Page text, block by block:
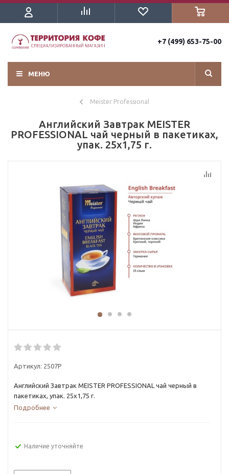
+7 (499) 653-75-00
МЕНЮ
Meister Professional
Английский Завтрак MEISTER
PROFESSIONAL чай черный в пакетиках,
упак. 25х1,75 г.
Артикул: 2507Р
Английский Завтрак MEISTER PROFESSIONAL чай черный в
пакетиках, упак. 25х1,75 г.
Подробнее
Наличие уточняйте